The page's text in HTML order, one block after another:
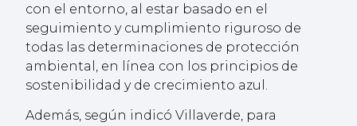
con el entorno, al estar basado en el
seguimiento y cumplimiento riguroso de
todas las determinaciones de protección
ambiental, en línea con los principios de
sostenibilidad y de crecimiento azul.
Además, según indicó Villaverde, para